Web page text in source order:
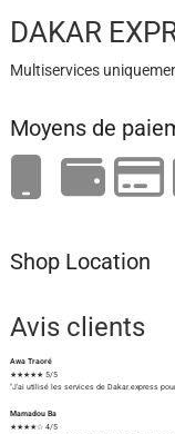
DAKAR
Multiservices
Moyens de
Shop Location
Avis clients
Awa Traoré
★★★★★ 5/5
"J'ai utilisé les services de Dakar.express
Mamadou Ba
★★★★☆ 4/5